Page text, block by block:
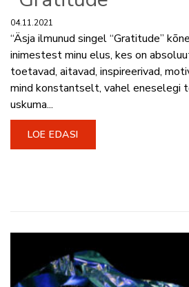
04.11.2021
“Äsja ilmunud singel “Gratitude”
inimestest minu elus, kes on
toetavad, aitavad, inspireerivad,
mind konstantselt, vahel eneselegi
uskuma...
LOE EDASI